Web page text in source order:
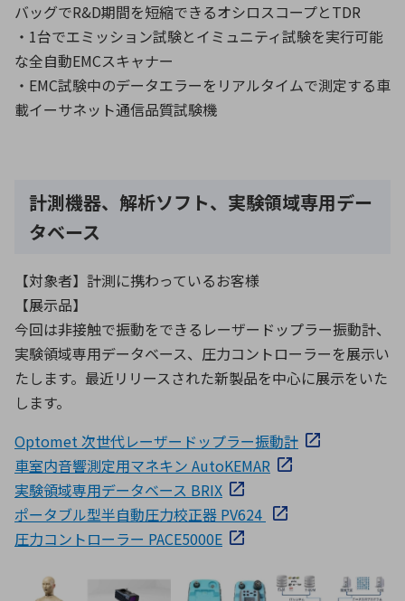
バッグでR&D期間を短縮できるオシロスコープとTDR
・1台でエミッション試験とイミュニティ試験を実行可能
な全自動EMCスキャナー
・EMC試験中のデータエラーをリアルタイムで測定する車
載イーサネット通信品質試験機
計測機器、解析ソフト、実験領域専用デー
タベース
【対象者】計測に携わっているお客様
【展示品】
今回は非接触で振動をできるレーザードップラー振動計、
実験領域専用データベース、圧力コントローラーを展示い
たします。最近リリースされた新製品を中心に展示をいた
します。
Optomet 次世代レーザードップラー振動計
車室内音響測定用マネキン AutoKEMAR
実験領域専用データベース BRIX
ポータブル型半自動圧力校正器 PV624
圧力コントローラー PACE5000E